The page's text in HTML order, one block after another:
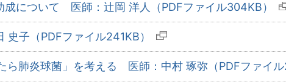
成について 医師：辻岡 洋人（PDFファイル304KB）
子（PDFファイル241KB）
ら肺炎球菌」を考える 医師：中村 琢弥（PDFファイ